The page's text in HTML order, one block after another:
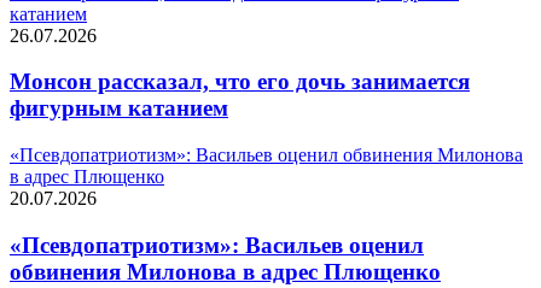
катанием
26.07.2026
Монсон рассказал, что его дочь занимается
фигурным катанием
«Псевдопатриотизм»: Васильев оценил обвинения Милонова
в адрес Плющенко
20.07.2026
«Псевдопатриотизм»: Васильев оценил
обвинения Милонова в адрес Плющенко